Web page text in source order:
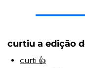
curtiu a edição
curti 👍